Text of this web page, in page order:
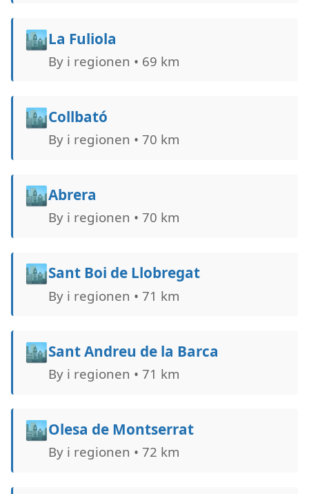
🏙️La Fuliola
By i regionen • 69 km
🏙️Collbató
By i regionen • 70 km
🏙️Abrera
By i regionen • 70 km
🏙️Sant Boi de Llobregat
By i regionen • 71 km
🏙️Sant Andreu de la Barca
By i regionen • 71 km
🏙️Olesa de Montserrat
By i regionen • 72 km